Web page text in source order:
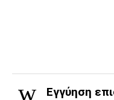
Εγγύηση